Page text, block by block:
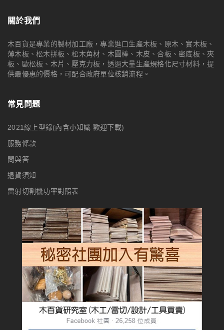
關於我們
木百貨是專業的製材加工廠，專業進口生產木板、原木、實木板、
薄木板、松木拼板、松木角材、木圓棒、木皮、合板、密底板、夾
板、歐松板、木片、壓克力板，透過大量生產規格化尺寸材料，提
供最優惠的價格，可配合政府單位核銷流程。
常見問題
2021線上型錄(內含小知識 歡迎下載)
服務條款
問與答
退貨須知
雷射切割機功率對照表